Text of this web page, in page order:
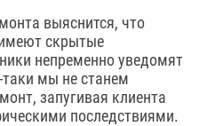
выяснится, что
скрытые
непременно уведомят
мы не станем
запугивая клиента
последствиями.